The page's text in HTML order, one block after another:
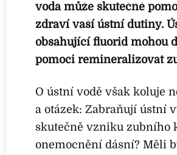
voda může skutečně
zdraví vaší ústní dutiny.
obsahující fluorid mohou
pomoci remineralizovat
O ústní vodě však koluje
a otázek: Zabraňují ústní
skutečně vzniku zubního
onemocnění dásní? Měli